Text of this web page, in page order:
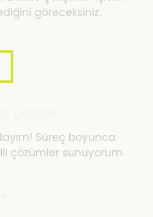
göreceksiniz.
Süreç boyunca
çözümler sunuyorum.